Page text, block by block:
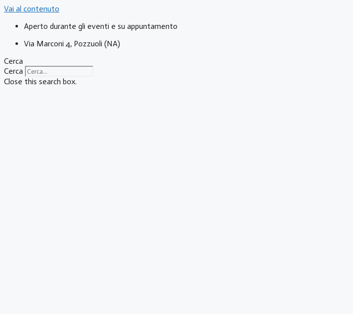
Vai al contenuto
Aperto durante gli eventi e su appuntamento
Via Marconi 4, Pozzuoli (NA)
Cerca
Cerca
Close this search box.